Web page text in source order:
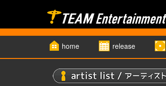
home release